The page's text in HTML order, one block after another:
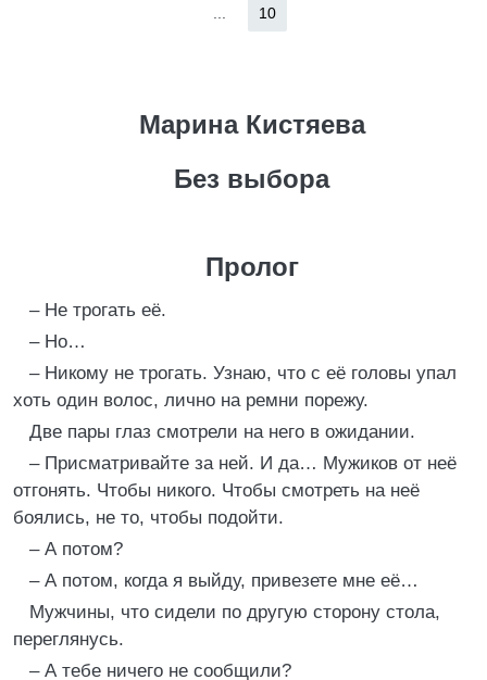
10
Марина Кистяева
Без выбора
Пролог
– Не трогать её.
– Но…
– Никому не трогать. Узнаю, что с её головы упал
хоть один волос, лично на ремни порежу.
Две пары глаз смотрели на него в ожидании.
– Присматривайте за ней. И да… Мужиков от неё
отгонять. Чтобы никого. Чтобы смотреть на неё
боялись, не то, чтобы подойти.
– А потом?
– А потом, когда я выйду, привезете мне её…
Мужчины, что сидели по другую сторону стола,
переглянусь.
– А тебе ничего не сообщили?